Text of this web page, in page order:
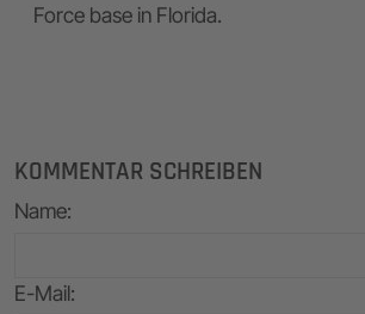
Force base in Florida.
KOMMENTAR SCHREIBEN
Name:
E-Mail: